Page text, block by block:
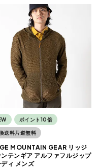
ポイント10倍
送料片道無料
MOUNTAIN GEAR リッジ
ンテンギア アルファフルジップ
ィ メンズ